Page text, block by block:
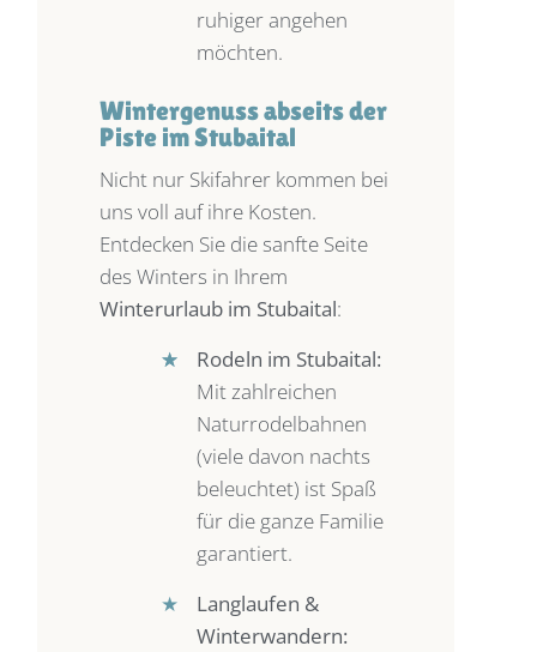
ruhiger angehen
möchten.
Wintergenuss abseits der
Piste im Stubaital
Nicht nur Skifahrer kommen bei
uns voll auf ihre Kosten.
Entdecken Sie die sanfte Seite
des Winters in Ihrem
Winterurlaub im Stubaital:
★
★
Rodeln im Stubaital:
Mit zahlreichen
Naturrodelbahnen
(viele davon nachts
beleuchtet) ist Spaß
für die ganze Familie
garantiert.
★
Langlaufen &
Winterwandern: